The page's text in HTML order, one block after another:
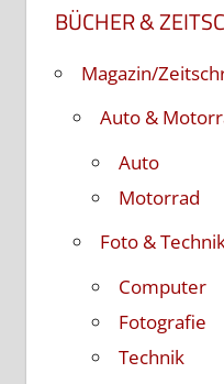
BÜCHER &
Magazin/
Auto &
Auto
Motorrad
Foto &
Computer
Fotografie
Technik